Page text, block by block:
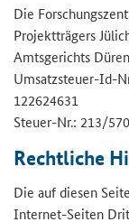
Die
Pro­jekt­trä­gers
Amts­ge­richts
Umsatzsteuer-​Id-
122624631
Steuer-​Nr.: 213/
Recht­li­che
Die auf die­sen
Internet-​Seiten